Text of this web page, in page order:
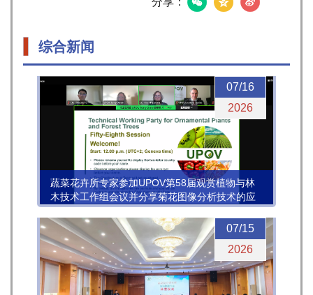
综合新闻
07/16
2026
蔬菜花卉所专家参加UPOV第58届观赏植物与林
木技术工作组会议并分享菊花图像分析技术的应
用进展
07/15
2026